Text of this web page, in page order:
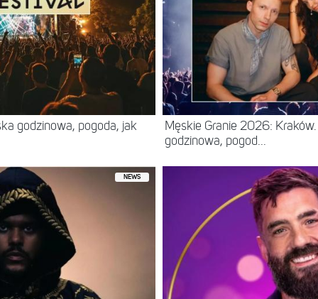
godzinowa, pogoda, jak
Męskie Granie 2026:
godzinowa, pogod...
NEWS